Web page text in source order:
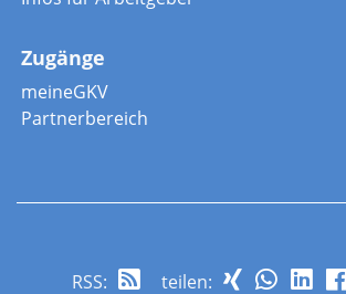
Zugänge
meineGKV
Partnerbereich
RSS: teilen: